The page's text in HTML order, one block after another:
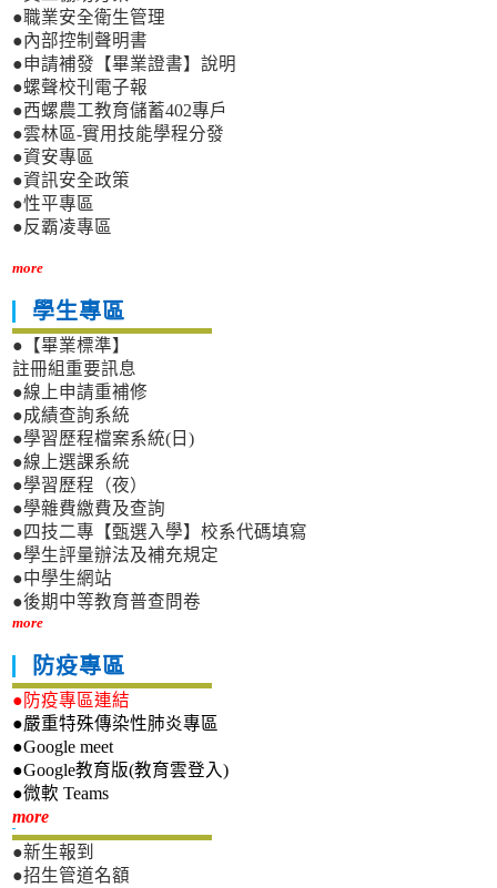
●職業安全衛生管理
●內部控制聲明書
●申請補發【畢業證書】說明
●螺聲校刊電子報
●西螺農工教育儲蓄402專戶
●雲林區-實用技能學程分發
●資安專區
●資訊安全政策
●性平專區
●反霸凌專區
more
學生專區
●【畢業標準】
註冊組重要訊息
●線上申請重補修
●成績查詢系統
●學習歷程檔案系統(日)
●線上選課系統
●學習歷程（夜）
●學雜費繳費及查詢
●四技二專【甄選入學】校系代碼填寫
●學生評量辦法及補充規定
●中學生網站
●後期中等教育普查問卷
more
防疫專區
●防疫專區連結
●嚴重特殊傳染性肺炎專區
●Google meet
●Google教育版(教育雲登入)
●微軟 Teams
more新生專區
●新生報到
●招生管道名額